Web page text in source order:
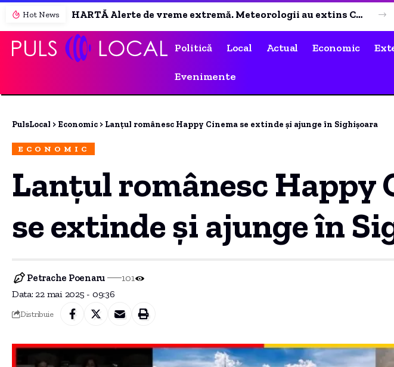
Hot News
HARTĂ Alerte de vreme extremă. Meteorologii au extins Codul roșu de caniculă și prognozează ploi și vijelii în majoritatea țării. O FEMEIE din CONSTANȚA a descoperit că este VEDETĂ pe site-uri pentru ADULȚI! Cine a publicat pozele?!
Politică Local Actual Economic
Evenimente
PulsLocal > Economic > Lanțul românesc Happy Cinema se extinde și ajunge în Sighișoara
ECONOMIC
Lanțul românesc Happy
se extinde și ajunge în
Data: 22 mai 2025 - 09:36
Petrache Poenaru 101
Distribuie